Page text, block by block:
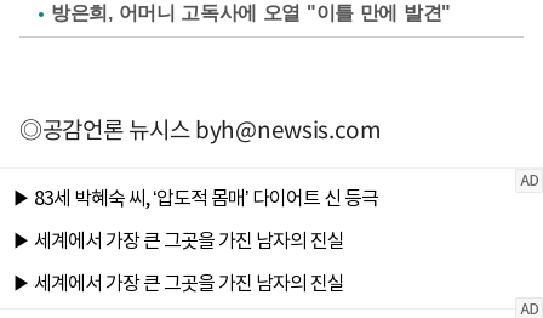
방은희, 어머니 고독사에 오열 "이틀 만에 발견"
◎공감언론 뉴시스byh@newsis.com